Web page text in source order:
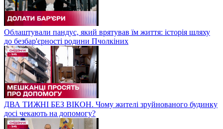
Облаштували пандус, який врятував їм життя: історія шляху
до безбар'єрності родини Пчолкіних
ДВА ТИЖНІ БЕЗ ВІКОН. Чому жителі зруйнованого будинку
досі чекають на допомогу?